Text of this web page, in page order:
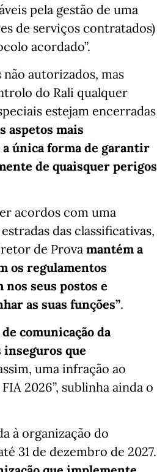
pela gestão de uma
de serviços contratados)
acordado”.
autorizados, mas
do Rali qualquer
estejam encerradas
aspetos mais
única forma de garantir
de quaisquer perigos
acordos com uma
das classificativas,
de Prova mantém a
os regulamentos
seus postos e
as suas funções”.
comunicação da
que
uma infração ao
2026”, sublinha ainda o
à organização do
31 de dezembro de 2027.